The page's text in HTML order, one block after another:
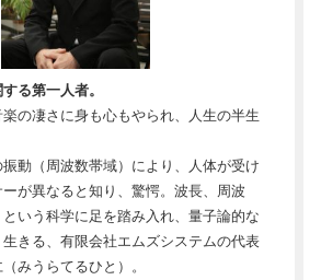
る第一人者。
の凄さに身も心もやられ、人生の半生
動（周波数帯域）により、人体が受け
が異なると知り、驚愕。波長、周波
いう科学に足を踏み入れ、量子論的な
きる、有限会社エムズシステムの代表
みうらてるひと）。